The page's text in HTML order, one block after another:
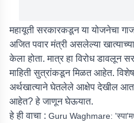
महायूती सरकारकडून या योजनेचा
अजित पवार मंत्री असलेल्या
केला होता. मात्र हा विरोध डावलून
माहिती सुत्रांकडून मिळत आहेत.
अर्थखात्याने घेतलेले आक्षेप देखील
आहेत? हे जाणून घेऊयात.
हे ही वाचा : Guru Waghmare: